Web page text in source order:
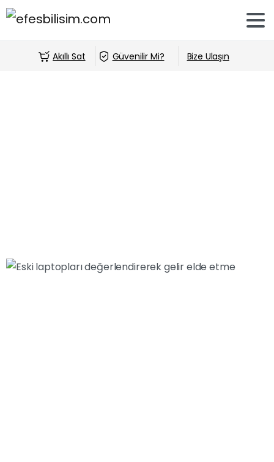
Akıllı Sat Güvenilir Mi? Bize Ulaşın